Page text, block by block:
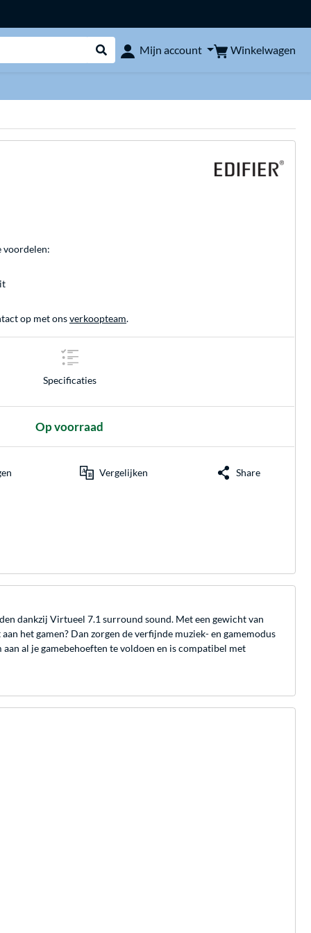
Webshop doorzoeken
Mijn account Winkelwagen
voordelen:
op met onsverkoopteam.
Specificaties
Op voorraad
Vergelijken Share
dankzij Virtueel 7.1 surround sound. Met een gewicht van
het gamen? Dan zorgen de verfijnde muziek- en gamemodus
al je gamebehoeften te voldoen en is compatibel met